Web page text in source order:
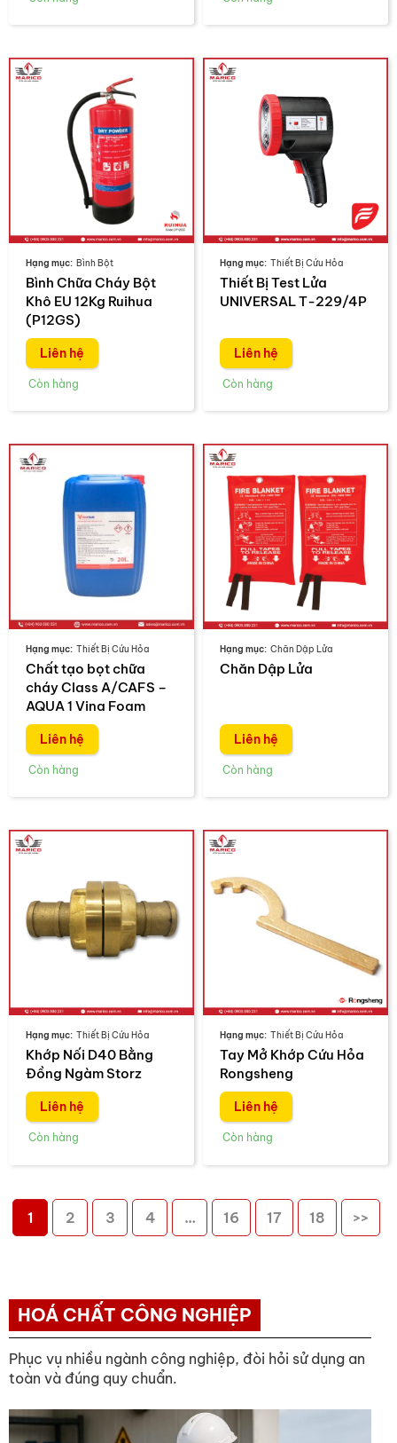
Bình Bột
Bình Chữa Cháy Bột
Khô EU 12Kg Ruihua
(P12GS)
Liên hệ
Thiết Bị Cứu Hỏa
Thiết Bị Test Lửa
UNIVERSAL T-229/4P
Liên hệ
Thiết Bị Cứu Hỏa
Chất tạo bọt chữa
cháy Class A/CAFS –
AQUA 1 Vina Foam
Liên hệ
Chăn Dập Lửa
Chăn Dập Lửa
Liên hệ
Thiết Bị Cứu Hỏa
Khớp Nối D40 Bằng
Đồng Ngàm Storz
Liên hệ
Thiết Bị Cứu Hỏa
Tay Mở Khớp Cứu Hỏa
Rongsheng
Liên hệ
1 2 3 4 … 16 17 18 >>
HOÁ CHẤT CÔNG NGHIỆP
Phục vụ nhiều ngành công nghiệp, đòi hỏi sử dụng an
toàn và đúng quy chuẩn.